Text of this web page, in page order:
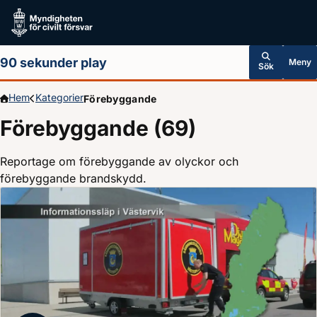
Hoppa till huvudinnehållet
90 sekunder play Sök Meny
Hem KategorierFörebyggande
Förebyggande (69)
Reportage om förebyggande av olyckor och
förebyggande brandskydd.